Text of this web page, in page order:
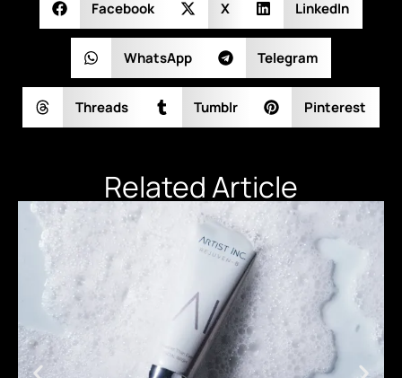
Facebook X LinkedIn
WhatsApp Telegram
Threads Tumblr Pinterest
Related Article